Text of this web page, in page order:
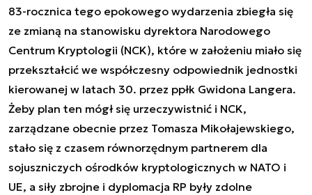
83-rocznica tego epokowego wydarzenia zbiegła się
ze zmianą na stanowisku dyrektora Narodowego
Centrum Kryptologii (NCK), które w założeniu miało się
przekształcić we współczesny odpowiednik jednostki
kierowanej w latach 30. przez ppłk Gwidona Langera.
Żeby plan ten mógł się urzeczywistnić i NCK,
zarządzane obecnie przez Tomasza Mikołajewskiego,
stało się z czasem równorzędnym partnerem dla
sojuszniczych ośrodków kryptologicznych w NATO i
UE, a siły zbrojne i dyplomacja RP były zdolne